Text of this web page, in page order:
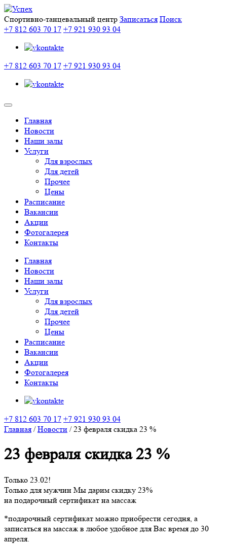
Спортивно-танцевальный центр Записаться Поиск
+7 812 603 70 17 +7 921 930 93 04
+7 812 603 70 17 +7 921 930 93 04
Главная
Новости
Наши залы
Услуги
Для взрослых
Для детей
Прочее
Цены
Расписание
Вакансии
Акции
Фотогалерея
Контакты
Главная
Новости
Наши залы
Услуги
Для взрослых
Для детей
Прочее
Цены
Расписание
Вакансии
Акции
Фотогалерея
Контакты
+7 812 603 70 17 +7 921 930 93 04
Главная /Новости /23 февраля скидка 23 %
23 февраля скидка 23 %
Только 23.02!
Только для мужчин Мы дарим скидку 23%
на подарочный сертификат на массаж
*подарочный сертификат можно приобрести сегодня, а
записаться на массаж в любое удобное для Вас время до 30
апреля.